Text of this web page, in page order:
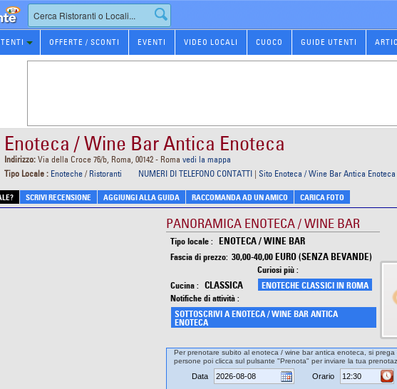
OFFERTE / SCONTI EVENTI VIDEO LOCALI CUOCO GUIDE UTENTI
Enoteca / Wine Bar Antica Enoteca
Indirizzo: Via della Croce 76/b, Roma, 00142 - Roma vedi la mappa
Tipo Locale : Enoteche / Ristoranti NUMERI DI TELEFONO CONTATTI | Sito Enoteca / Wine Bar Antica Enoteca
SCRIVI RECENSIONE AGGIUNGI ALLA GUIDA RACCOMANDA AD UN AMICO CARICA FOTO
PANORAMICA ENOTECA / WINE BAR
Tipo locale : ENOTECA / WINE BAR
Fascia di prezzo: 30,00-40,00 EURO (SENZA BEVANDE)
Cucina : CLASSICA
Curiosi più :
ENOTECHE CLASSICI IN ROMA
Notifiche di attività :
SOTTOSCRIVI A ENOTECA / WINE BAR ANTICA
ENOTECA
Per prenotare subito al enoteca / wine bar antica enoteca, si
persone poi clicca sul pulsante "Prenota" per inviare la tua
Data Orario